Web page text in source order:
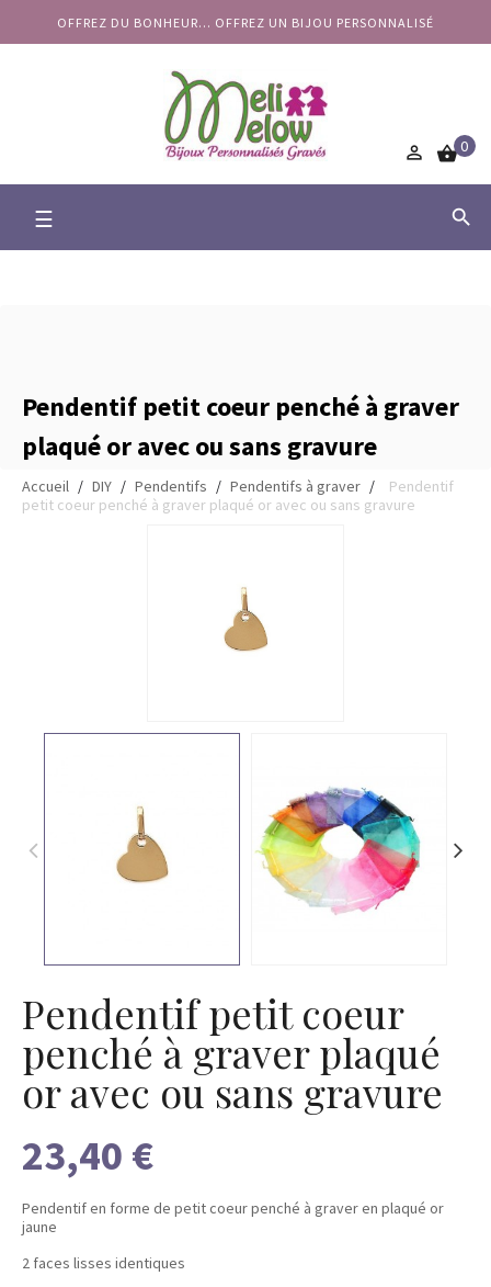
OFFREZ DU BONHEUR... OFFREZ UN BIJOU PERSONNALISÉ
 0
Basculer
☰ 
Pendentif petit coeur penché à graver
plaqué or avec ou sans gravure
Accueil DIY Pendentifs Pendentifs à graver
Pendentif
petit coeur penché à graver plaqué or avec ou sans gravure
Pendentif petit coeur
penché à graver plaqué
or avec ou sans gravure
23,40 €
Pendentif en forme de petit coeur penché à graver en plaqué or
jaune
2 faces lisses identiques